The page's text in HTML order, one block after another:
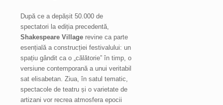
După ce a depășit 50.000 de
spectatori la ediția precedentă,
Shakespeare Village revine ca parte
esențială a construcției festivalului: un
spațiu gândit ca o „călătorie” în timp, o
versiune contemporană a unui veritabil
sat elisabetan. Ziua, în satul tematic,
spectacole de teatru și o varietate de
artizani vor recrea atmosfera epocii